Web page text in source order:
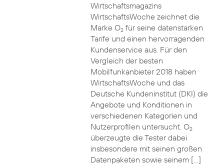
Wirtschaftsmagazins
WirtschaftsWoche zeichnet die
Marke O2für seine datenstarken
Tarife und einen hervorragenden
Kundenservice aus. Für den
Vergleich der besten
Mobilfunkanbieter 2018 haben
WirtschaftsWoche und das
Deutsche Kundeninstitut (DKI) die
Angebote und Konditionen in
verschiedenen Kategorien und
Nutzerprofilen untersucht. O2
überzeugte die Tester dabei
insbesondere mit seinen großen
Datenpaketen sowie seinem […]